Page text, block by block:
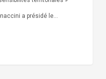
a présidé le…